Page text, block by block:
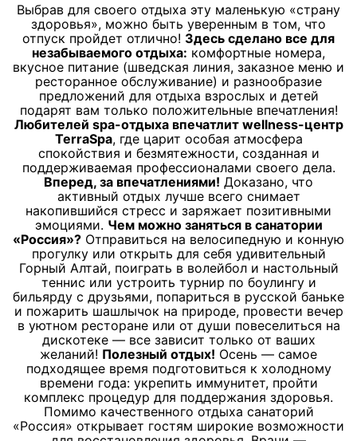
Выбрав для своего отдыха эту маленькую «страну
здоровья», можно быть уверенным в том, что
отпуск пройдет отлично! Здесь сделано все для
незабываемого отдыха: комфортные номера,
вкусное питание (шведская линия, заказное меню и
ресторанное обслуживание) и разнообразие
предложений для отдыха взрослых и детей
подарят вам только положительные впечатления!
Любителей spa-отдыха впечатлит wellness-центр
TerraSpa, где царит особая атмосфера
спокойствия и безмятежности, созданная и
поддерживаемая профессионалами своего дела.
Вперед, за впечатлениями! Доказано, что
активный отдых лучше всего снимает
накопившийся стресс и заряжает позитивными
эмоциями. Чем можно заняться в санатории
«Россия»? Отправиться на велосипедную и конную
прогулку или открыть для себя удивительный
Горный Алтай, поиграть в волейбол и настольный
теннис или устроить турнир по боулингу и
бильярду с друзьями, попариться в русской баньке
и пожарить шашлычок на природе, провести вечер
в уютном ресторане или от души повеселиться на
дискотеке — все зависит только от ваших
желаний! Полезный отдых! Осень — самое
подходящее время подготовиться к холодному
времени года: укрепить иммунитет, пройти
комплекс процедур для поддержания здоровья.
Помимо качественного отдыха санаторий
«Россия» открывает гостям широкие возможности